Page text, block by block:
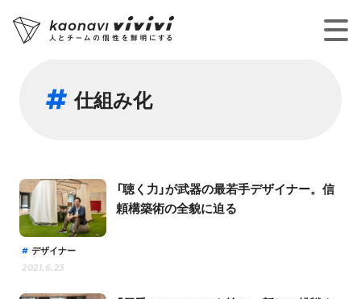
仕組み化
「聴く力」が武器の最若手デザイナー。信
頼構築術の全貌に迫る
デザイナー
2021.6.23